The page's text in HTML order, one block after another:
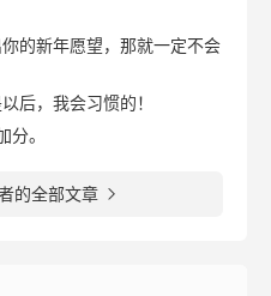
的新年愿望，那就一定不会
后，我会习惯的！
。
的全部文章 